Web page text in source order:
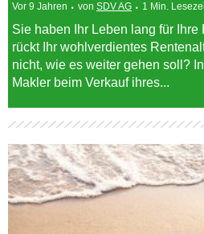
Vor 9 Jahren von SDV AG 1 Min.
Sie haben Ihr Leben lang für
rückt Ihr wohlverdientes
nicht, wie es weiter gehen soll?
Makler beim Verkauf ihres...